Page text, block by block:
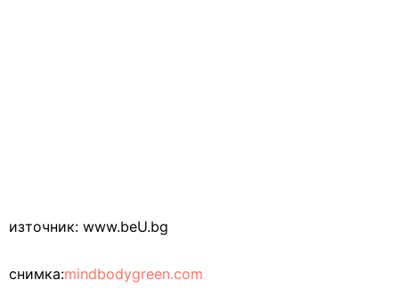
източник: www.beU.bg
снимка:mindbodygreen.com